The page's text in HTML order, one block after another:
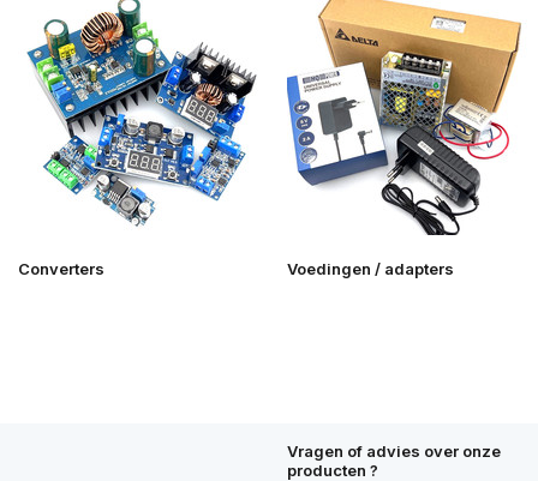
Converters Voedingen / adapters
Vragen of advies over onze
producten ?